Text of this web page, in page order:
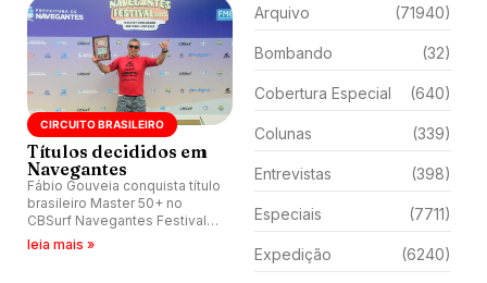
CIRCUITO BRASILEIRO
Títulos decididos em
Navegantes
Fábio Gouveia conquista título
brasileiro Master 50+ no
CBSurf Navegantes Festival.
Evento também definiu
leia mais »
Arquivo (71940)
Bombando (32)
Cobertura Especial (640)
Colunas (339)
Entrevistas (398)
Especiais (7711)
Expedição (6240)